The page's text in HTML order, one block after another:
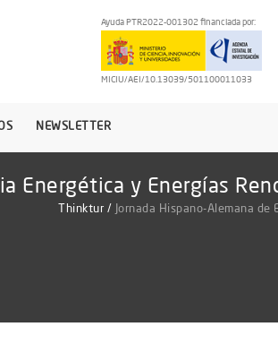
Ayuda PTR2022-001302 financiada por:
MICIU/AEI/10.13039/501100011033
NEWSLETTER
Energética y Energías
Thinktur / Jornada Hispano-Alemana